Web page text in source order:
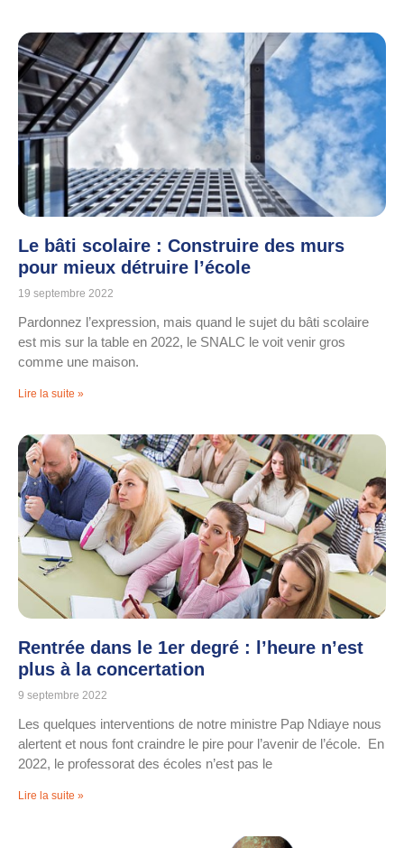
Le bâti scolaire : Construire des murs
pour mieux détruire l’école
19 septembre 2022
Pardonnez l’expression, mais quand le sujet du bâti scolaire
est mis sur la table en 2022, le SNALC le voit venir gros
comme une maison.
Lire la suite »
Rentrée dans le 1er degré : l’heure n’est
plus à la concertation
9 septembre 2022
Les quelques interventions de notre ministre Pap Ndiaye nous
alertent et nous font craindre le pire pour l’avenir de l’école. En
2022, le professorat des écoles n’est pas le
Lire la suite »